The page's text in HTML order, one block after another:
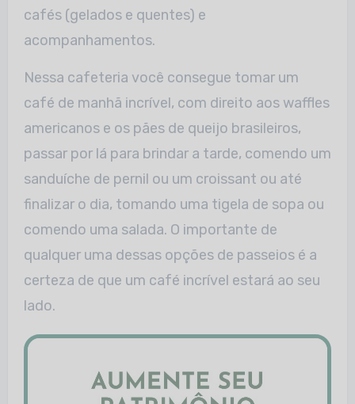
cafés (gelados e quentes) e
acompanhamentos.
Nessa cafeteria você consegue tomar um
café de manhã incrível, com direito aos waffles
americanos e os pães de queijo brasileiros,
passar por lá para brindar a tarde, comendo um
sanduíche de pernil ou um croissant ou até
finalizar o dia, tomando uma tigela de sopa ou
comendo uma salada. O importante de
qualquer uma dessas opções de passeios é a
certeza de que um café incrível estará ao seu
lado.